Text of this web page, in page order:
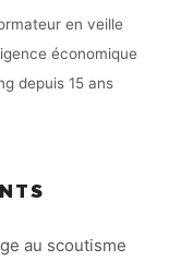
en veille
économique
depuis 15 ans
au scoutisme